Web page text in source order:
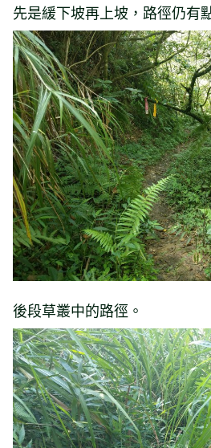
先是緩下坡再上坡，路徑仍有
後段草叢中的路徑。